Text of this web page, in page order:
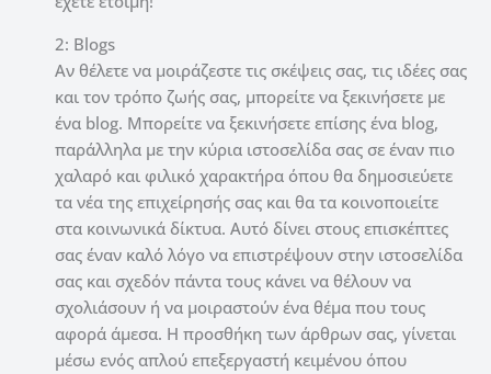
2: Blogs
Αν θέλετε να μοιράζεστε τις σκέψεις σας, τις ιδέες σας
και τον τρόπο ζωής σας, μπορείτε να ξεκινήσετε με
ένα blog. Μπορείτε να ξεκινήσετε επίσης ένα blog,
παράλληλα με την κύρια ιστοσελίδα σας σε έναν πιο
χαλαρό και φιλικό χαρακτήρα όπου θα δημοσιεύετε
τα νέα της επιχείρησής σας και θα τα κοινοποιείτε
στα κοινωνικά δίκτυα. Αυτό δίνει στους επισκέπτες
σας έναν καλό λόγο να επιστρέψουν στην ιστοσελίδα
σας και σχεδόν πάντα τους κάνει να θέλουν να
σχολιάσουν ή να μοιραστούν ένα θέμα που τους
αφορά άμεσα. Η προσθήκη των άρθρων σας, γίνεται
μέσω ενός απλού επεξεργαστή κειμένου όπου